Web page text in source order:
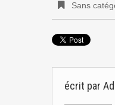
Sans
écrit par